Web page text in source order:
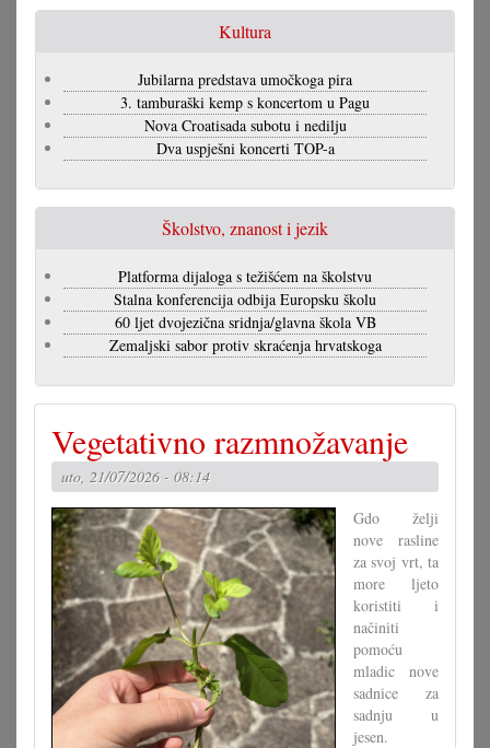
Kultura
Jubilarna predstava umočkoga pira
3. tamburaški kemp s koncertom u Pagu
Nova Croatisada subotu i nedilju
Dva uspješni koncerti TOP-a
Školstvo, znanost i jezik
Platforma dijaloga s težišćem na školstvu
Stalna konferencija odbija Europsku školu
60 ljet dvojezična sridnja/glavna škola VB
Zemaljski sabor protiv skraćenja hrvatskoga
Vegetativno razmnožavanje
uto, 21/07/2026 - 08:14
Gdo želji
nove rasline
za svoj vrt, ta
more ljeto
koristiti i
načiniti
pomoću
mladic nove
sadnice za
sadnju u
jesen.